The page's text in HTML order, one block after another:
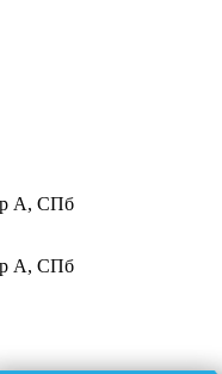
А, СПб
А, СПб